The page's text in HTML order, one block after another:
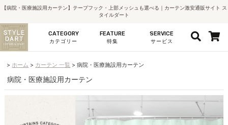
【病院・医療施設用カーテン】テープフック・上部メッシュも選べる｜カーテン激安通販サイト ス
タイルダート
CATEGORY
カテゴリー
FEATURE
特集
SERVICE
サービス
ホーム カーテン 一覧 病院・医療施設用カーテン
病院・医療施設用カーテン